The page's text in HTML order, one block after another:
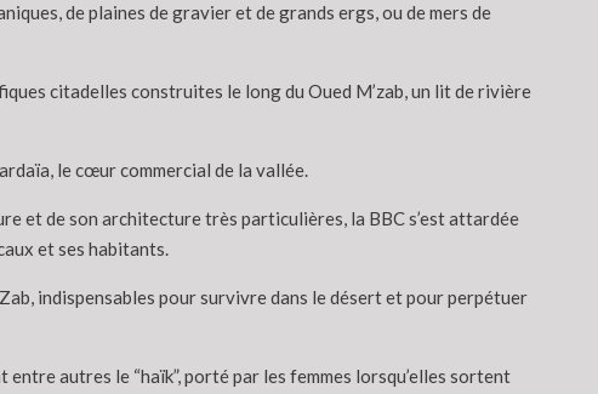
de plaines de gravier et de grands ergs, ou de mers de
citadelles construites le long du Oued M’zab, un lit de rivière
le cœur commercial de la vallée.
et de son architecture très particulières, la BBC s’est attardée
et ses habitants.
indispensables pour survivre dans le désert et pour perpétuer
autres le “haïk”, porté par les femmes lorsqu’elles sortent